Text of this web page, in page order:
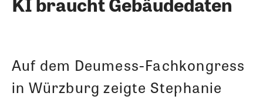
Auf dem Deumess-Fachkongress
in Würzburg zeigte Stephanie